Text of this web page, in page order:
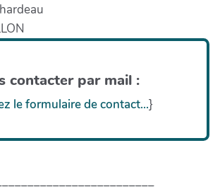
contacter par mail :
le formulaire de contact...}